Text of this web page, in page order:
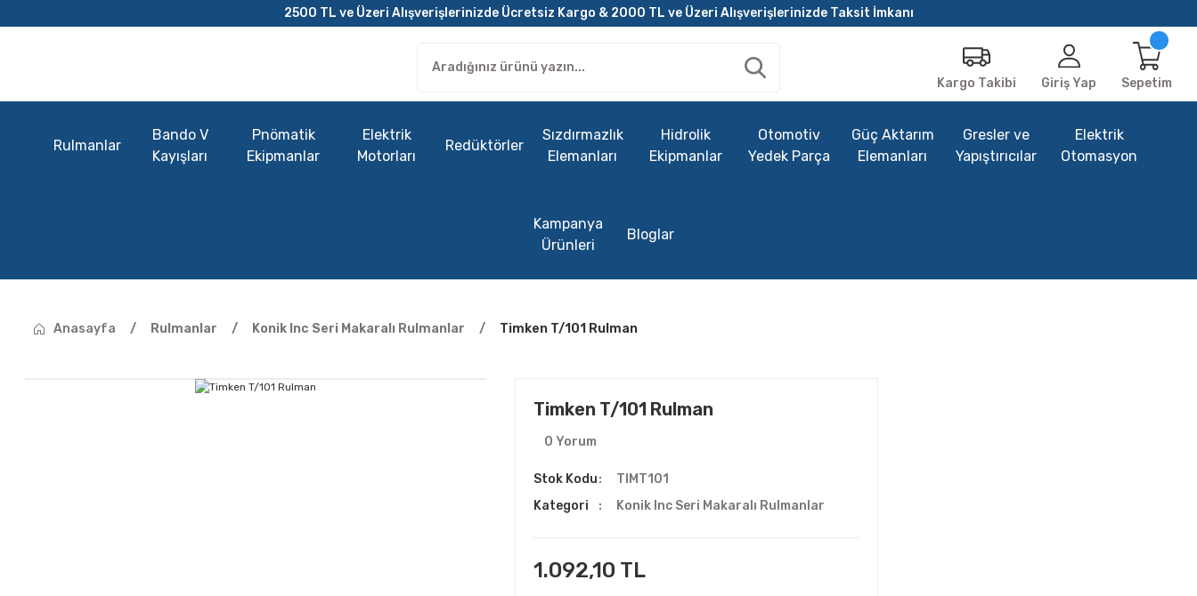
2500 TL ve Üzeri Alışverişlerinizde Ücretsiz Kargo & 2000 TL ve Üzeri Alışverişlerinizde Taksit İmkanı
Kargo Takibi Giriş Yap Sepetim
Rulmanlar
Bando V
Kayışları
Pnömatik
Ekipmanlar
Elektrik
Motorları
Redüktörler
Sızdırmazlık
Elemanları
Hidrolik
Ekipmanlar
Otomotiv
Yedek Parça
Güç Aktarım
Elemanları
Gresler ve
Yapıştırıcılar
Elektrik
Otomasyon
Kampanya
Ürünleri
Bloglar
Anasayfa Rulmanlar Konik Inc Seri Makaralı Rulmanlar Timken T/101 Rulman
Timken T/101 Rulman
0 Yorum
Stok Kodu
TIMT101
Kategori
Konik Inc Seri Makaralı Rulmanlar
1.092,10 TL